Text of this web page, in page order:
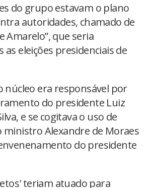
do grupo estavam o plano
autoridades, chamado de
Amarelo”, que seria
as eleições presidenciais de
núcleo era responsável por
do presidente Luiz
e se cogitava o uso de
ministro Alexandre de Moraes
do presidente
teriam atuado para